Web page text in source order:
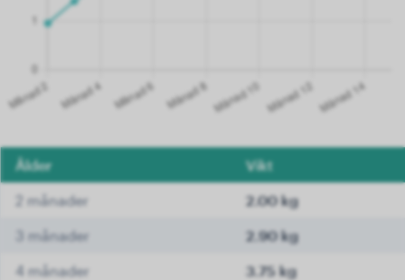
Ålder Vikt
2 månader 2.00 kg
3 månader 2.90 kg
4 månader 3.75 kg